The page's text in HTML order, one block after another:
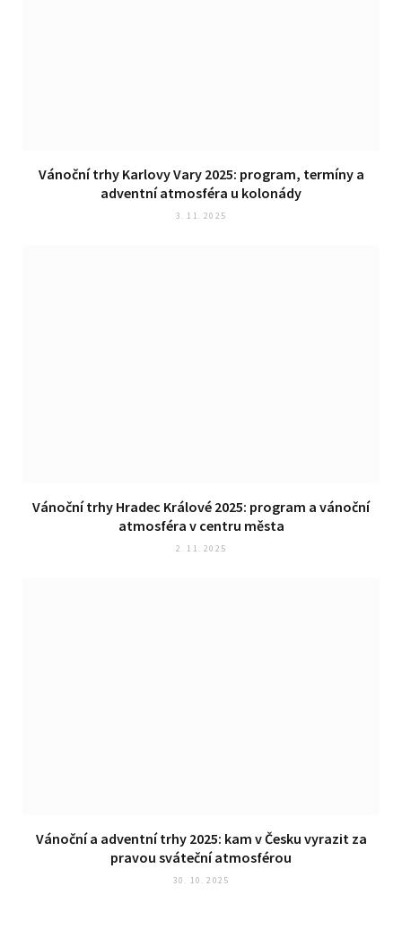
Vánoční trhy Karlovy Vary 2025: program, termíny a
adventní atmosféra u kolonády
3. 11. 2025
Vánoční trhy Hradec Králové 2025: program a vánoční
atmosféra v centru města
2. 11. 2025
Vánoční a adventní trhy 2025: kam v Česku vyrazit za
pravou sváteční atmosférou
30. 10. 2025